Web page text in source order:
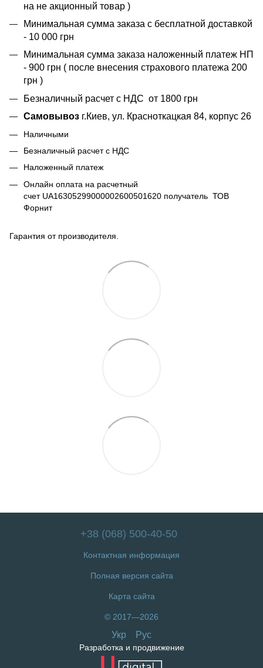
на не акционный товар )
Минимальная сумма заказа с бесплатной доставкой
- 10 000 грн
Минимальная сумма заказа наложенный платеж НП
- 900 грн ( после внесения страхового платежа 200
грн )
Безналичный расчет с НДС от 1800 грн
Самовывоз г.Киев, ул. Красноткацкая 84, корпус 26
Наличными
Безналичный расчет с НДС
Наложенный платеж
Онлайн оплата на расчетный
счет UA16305299000002600501620 получатель ТОВ
Форнит
Гарантия от производителя.
+38 (068) 500-40-50
Контактная информация
Полная версия сайта
Карта сайта
© 2017—2026
Укр Рус
Разработка и продвижение